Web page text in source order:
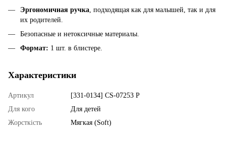
Эргономичная ручка , подходящая как для малышей, так и для
их родителей.
Безопасные и нетоксичные материалы.
Формат: 1 шт. в блистере.
Характеристики
Артикул
[331-0134] CS-07253 P
Для кого
Для детей
Жорсткість
Мягкая (Soft)